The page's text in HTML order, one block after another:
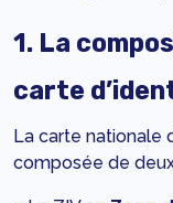
1. La
carte
La carte nationale
composée de